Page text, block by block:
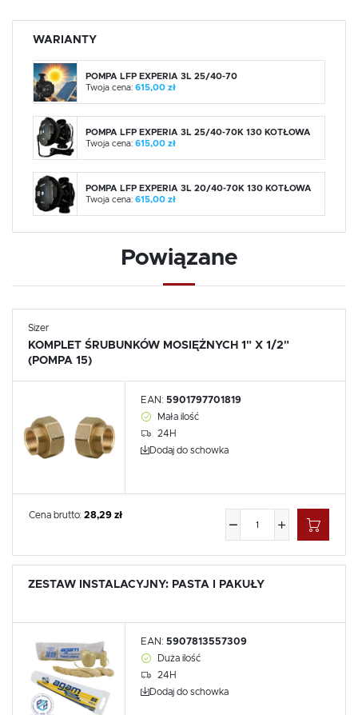
WARIANTY
POMPA LFP EXPERIA 3L 25/40-70
Twoja cena: 615,00 zł
POMPA LFP EXPERIA 3L 25/40-70K 130 KOTŁOWA
Twoja cena: 615,00 zł
POMPA LFP EXPERIA 3L 20/40-70K 130 KOTŁOWA
Twoja cena: 615,00 zł
Powiązane
Sizer
KOMPLET ŚRUBUNKÓW MOSIĘŻNYCH 1" X 1/2"
(POMPA 15)
EAN: 5901797701819
Mała ilość
24H
Dodaj do schowka
Cena brutto: 28,29 zł
ZESTAW INSTALACYJNY: PASTA I PAKUŁY
EAN: 5907813557309
Duża ilość
24H
Dodaj do schowka